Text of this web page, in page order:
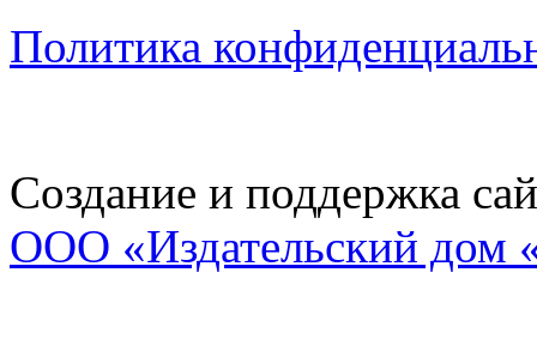
Политика
Создание и поддержка
ООО «Издательский дом